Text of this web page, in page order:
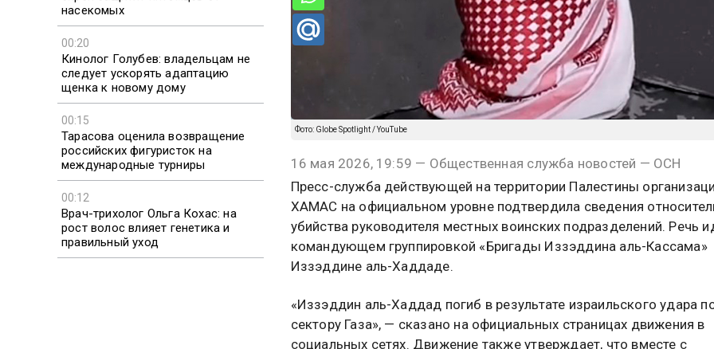
насекомых
00:20
Кинолог Голубев: владельцам не
следует ускорять адаптацию
щенка к новому дому
00:15
Тарасова оценила возвращение
российских фигуристок на
международные турниры
00:12
Врач-трихолог Ольга Кохас: на
рост волос влияет генетика и
правильный уход
Фото: Globe Spotlight / YouTube
16 мая 2026, 19:59 — Общественная служба новостей — ОСН
Пресс-служба действующей на территории Палестины
ХАМАС на официальном уровне подтвердила сведения
убийства руководителя местных воинских подразделений. Речь
командующем группировкой «Бригады Иззэддина аль-Кассама»
Иззэддине аль-Хаддаде.
«Иззэддин аль-Хаддад погиб в результате израильского удара
сектору Газа», — сказано на официальных страницах движения в
социальных сетях. Движение также утверждает, что вместе с